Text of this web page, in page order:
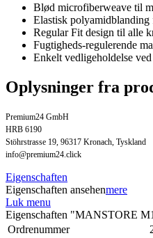
Blød microfiberweave til
Elastisk
Regular Fit design til alle
Fugtigheds-regulerende
Enkelt vedligeholdelse
Oplysninger fra
Premium24 GmbH
HRB 6190
Stöhrstrasse 19, 96317 Kronach, Tyskland
info@premium24.click
Eigenschaften
Eigenschaften ansehenmere
Luk menu
Eigenschaften "MANSTORE
Ordrenummer